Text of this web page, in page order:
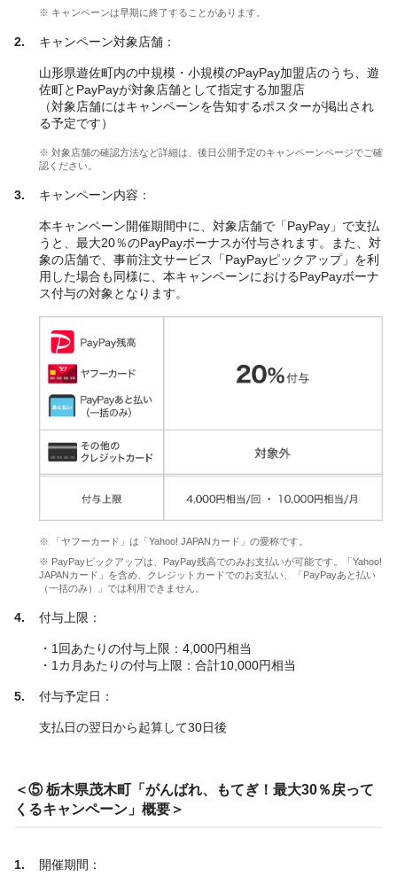
※ キャンペーンは早期に終了することがあります。
キャンペーン対象店舗：
山形県遊佐町内の中規模・小規模のPayPay加盟店のうち、遊
佐町とPayPayが対象店舗として指定する加盟店
（対象店舗にはキャンペーンを告知するポスターが掲出され
る予定です）
※ 対象店舗の確認方法など詳細は、後日公開予定のキャンペーンページでご確
認ください。
キャンペーン内容：
本キャンペーン開催期間中に、対象店舗で「PayPay」で支払
うと、最大20％のPayPayボーナスが付与されます。また、対
象の店舗で、事前注文サービス「PayPayピックアップ」を利
用した場合も同様に、本キャンペーンにおけるPayPayボーナ
ス付与の対象となります。
※ 「ヤフーカード」は「Yahoo! JAPANカード」の愛称です。
※ PayPayピックアップは、PayPay残高でのみお支払いが可能です。「Yahoo!
JAPANカード」を含め、クレジットカードでのお支払い、「PayPayあと払い
（一括のみ）」では利用できません。
付与上限：
・1回あたりの付与上限：4,000円相当
・1カ月あたりの付与上限：合計10,000円相当
付与予定日：
支払日の翌日から起算して30日後
＜⑤ 栃木県茂木町「がんばれ、もてぎ！最大30％戻って
くるキャンペーン」概要＞
開催期間：